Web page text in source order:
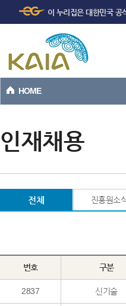
본문바로가기
이 누리집은 대한민국 공
HOME
인재채용
전체 진흥원소
번호 구분
2837 신기술